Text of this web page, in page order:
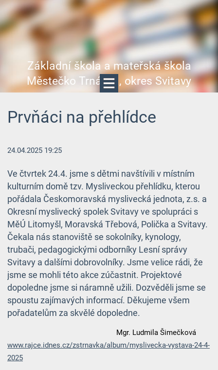
Základní škola a mateřská škola
Městečko Trnávka, okres Svitavy
Prvňáci na přehlídce
24.04.2025 19:25
Ve čtvrtek 24.4. jsme s dětmi navštívili v místním
kulturním domě tzv. Mysliveckou přehlídku, kterou
pořádala Českomoravská myslivecká jednota, z.s. a
Okresní myslivecký spolek Svitavy ve spolupráci s
MěÚ Litomyšl, Moravská Třebová, Polička a Svitavy.
Čekala nás stanoviště se sokolníky, kynology,
trubači, pedagogickými odborníky Lesní správy
Svitavy a dalšími dobrovolníky. Jsme velice rádi, že
jsme se mohli této akce zúčastnit. Projektové
dopoledne jsme si náramně užili. Dozvěděli jsme se
spoustu zajímavých informací. Děkujeme všem
pořadatelům za skvělé dopoledne.
Mgr. Ludmila Šimečková
www.rajce.idnes.cz/zstrnavka/album/myslivecka-vystava-24-4-
2025